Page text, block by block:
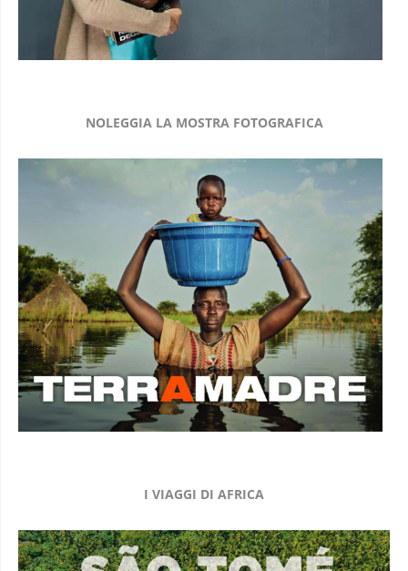
NOLEGGIA LA MOSTRA FOTOGRAFICA
I VIAGGI DI AFRICA